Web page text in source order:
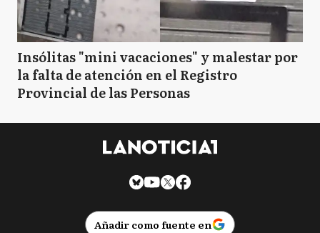
Insólitas "mini vacaciones" y malestar por
la falta de atención en el Registro
Provincial de las Personas
Añadir como fuente en